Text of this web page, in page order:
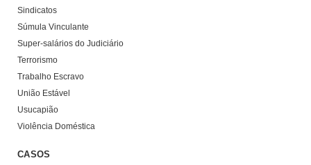
Sindicatos
Súmula Vinculante
Super-salários do Judiciário
Terrorismo
Trabalho Escravo
União Estável
Usucapião
Violência Doméstica
CASOS